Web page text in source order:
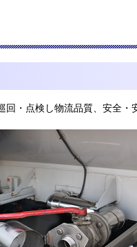
回・点検し物流品質、安全・